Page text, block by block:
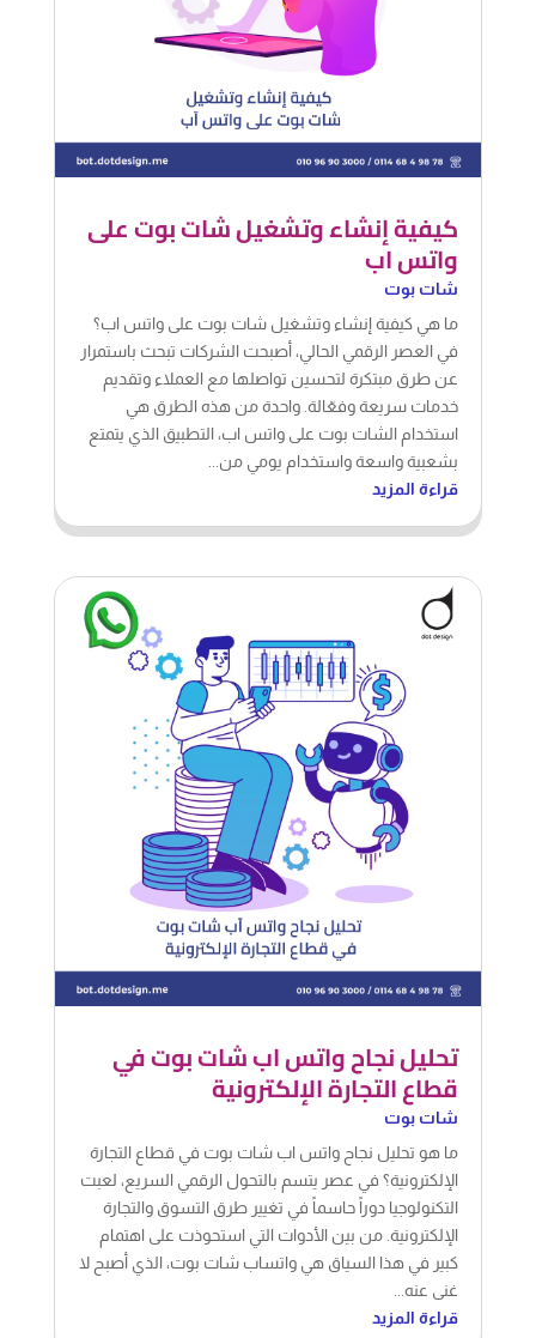
كيفية إنشاء وتشغيل شات بوت على
واتس اب
شات بوت
ما هي كيفية إنشاء وتشغيل شات بوت على واتس اب؟
في العصر الرقمي الحالي، أصبحت الشركات تبحث باستمرار
عن طرق مبتكرة لتحسين تواصلها مع العملاء وتقديم
خدمات سريعة وفعّالة. واحدة من هذه الطرق هي
استخدام الشات بوت على واتس اب، التطبيق الذي يتمتع
بشعبية واسعة واستخدام يومي من...
قراءة المزيد
تحليل نجاح واتس اب شات بوت في
قطاع التجارة الإلكترونية
شات بوت
ما هو تحليل نجاح واتس اب شات بوت في قطاع التجارة
الإلكترونية؟ في عصر يتسم بالتحول الرقمي السريع، لعبت
التكنولوجيا دوراً حاسماً في تغيير طرق التسوق والتجارة
الإلكترونية. من بين الأدوات التي استحوذت على اهتمام
كبير في هذا السياق هي واتساب شات بوت، الذي أصبح لا
غنى عنه...
قراءة المزيد